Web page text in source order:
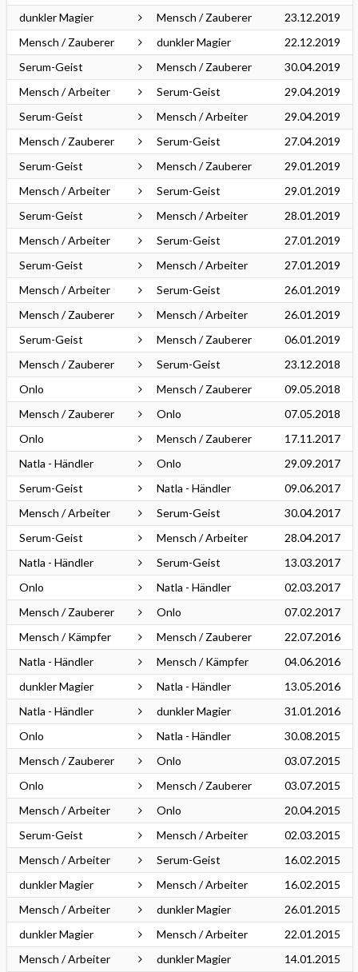
dunkler Magier
Mensch / Zauberer
23.12.2019
Mensch / Zauberer
dunkler Magier
22.12.2019
Serum-Geist
Mensch / Zauberer
30.04.2019
Mensch / Arbeiter
Serum-Geist
29.04.2019
Serum-Geist
Mensch / Arbeiter
29.04.2019
Mensch / Zauberer
Serum-Geist
27.04.2019
Serum-Geist
Mensch / Zauberer
29.01.2019
Mensch / Arbeiter
Serum-Geist
29.01.2019
Serum-Geist
Mensch / Arbeiter
28.01.2019
Mensch / Arbeiter
Serum-Geist
27.01.2019
Serum-Geist
Mensch / Arbeiter
27.01.2019
Mensch / Arbeiter
Serum-Geist
26.01.2019
Mensch / Zauberer
Mensch / Arbeiter
26.01.2019
Serum-Geist
Mensch / Zauberer
06.01.2019
Mensch / Zauberer
Serum-Geist
23.12.2018
Onlo
Mensch / Zauberer
09.05.2018
Mensch / Zauberer
Onlo
07.05.2018
Onlo
Mensch / Zauberer
17.11.2017
Natla - Händler
Onlo
29.09.2017
Serum-Geist
Natla - Händler
09.06.2017
Mensch / Arbeiter
Serum-Geist
30.04.2017
Serum-Geist
Mensch / Arbeiter
28.04.2017
Natla - Händler
Serum-Geist
13.03.2017
Onlo
Natla - Händler
02.03.2017
Mensch / Zauberer
Onlo
07.02.2017
Mensch / Kämpfer
Mensch / Zauberer
22.07.2016
Natla - Händler
Mensch / Kämpfer
04.06.2016
dunkler Magier
Natla - Händler
13.05.2016
Natla - Händler
dunkler Magier
31.01.2016
Onlo
Natla - Händler
30.08.2015
Mensch / Zauberer
Onlo
03.07.2015
Onlo
Mensch / Zauberer
03.07.2015
Mensch / Arbeiter
Onlo
20.04.2015
Serum-Geist
Mensch / Arbeiter
02.03.2015
Mensch / Arbeiter
Serum-Geist
16.02.2015
dunkler Magier
Mensch / Arbeiter
16.02.2015
Mensch / Arbeiter
dunkler Magier
26.01.2015
dunkler Magier
Mensch / Arbeiter
22.01.2015
Mensch / Arbeiter
dunkler Magier
14.01.2015